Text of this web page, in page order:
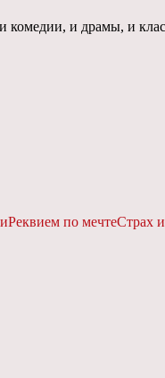
комедии, и драмы, и
Реквием по мечтеСтрах